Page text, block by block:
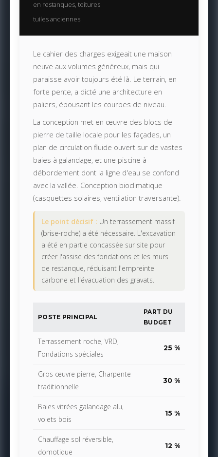
en restanques, toitures
tuiles anciennes
Le cahier des charges exigeait une maison
neuve aux volumes généreux, mais qui
paraisse avoir toujours été là. Le terrain, en
forte pente, a dicté une architecture en
paliers, épousant les courbes de niveau.
La conception met en œuvre des blocs de
pierre de taille locale pour les façades, un
plan de circulation fluide ouvert sur de vastes
baies à galandage, et une piscine à
débordement dont la ligne d'eau se confond
avec la vallée. Conception bioclimatique
(casquettes solaires, ventilation traversante).
Le point décisif : Un terrassement massif
(brise-roche) a été nécessaire. L'excavation
a été en partie concassée sur site pour
créer l'assise des fondations et les murs
de restanque, réduisant l'empreinte
carbone et l'évacuation des gravats.
POSTE PRINCIPAL
PART DU
BUDGET
Terrassement roche, VRD,
Fondations spéciales
25 %
Gros œuvre pierre, Charpente
traditionnelle
30 %
Baies vitrées galandage alu,
volets bois
15 %
Chauffage sol réversible,
domotique
12 %